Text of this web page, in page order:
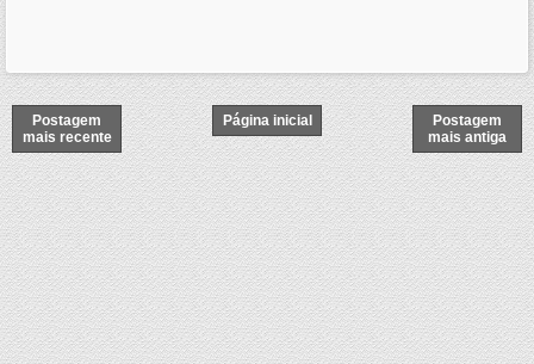
Postagem
mais recente
Postagem
mais antiga
Página inicial